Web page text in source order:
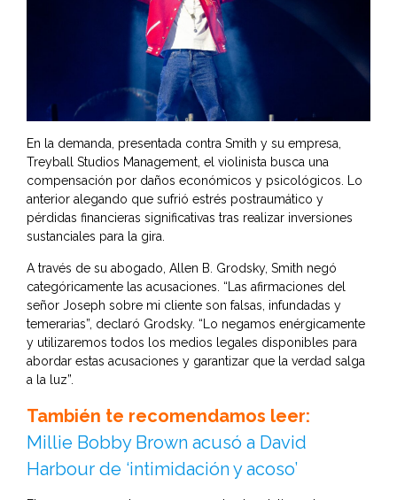
En la demanda, presentada contra Smith y su empresa,
Treyball Studios Management, el violinista busca una
compensación por daños económicos y psicológicos. Lo
anterior alegando que sufrió estrés postraumático y
pérdidas financieras significativas tras realizar inversiones
sustanciales para la gira.
A través de su abogado, Allen B. Grodsky, Smith negó
categóricamente las acusaciones. “Las afirmaciones del
señor Joseph sobre mi cliente son falsas, infundadas y
temerarias”, declaró Grodsky. “Lo negamos enérgicamente
y utilizaremos todos los medios legales disponibles para
abordar estas acusaciones y garantizar que la verdad salga
a la luz”.
También te recomendamos leer:
Millie Bobby Brown acusó a David
Harbour de ‘intimidación y acoso’